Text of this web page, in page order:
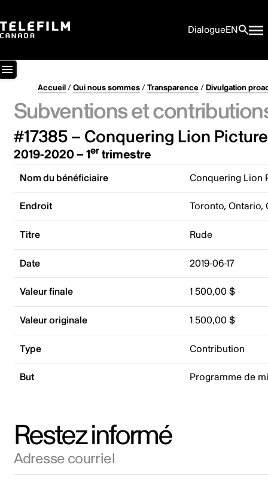
DialogueEN
Accueil/Qui nous sommes/Transparence/Divulgation
Subventions et
#17385 – Conquering Lion
2019-2020 – 1ertrimestre
Nom du bénéficiaire Conquering Lion
Endroit Toronto, Ontario,
Titre Rude
Date 2019-06-17
Valeur finale 1 500,00 $
Valeur originale 1 500,00 $
Type Contribution
But Programme de
Restez informé